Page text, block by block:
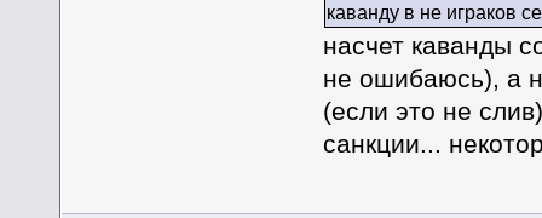
каванду в не играков
насчет каванды
не ошибаюсь), а
(если это не
санкции...